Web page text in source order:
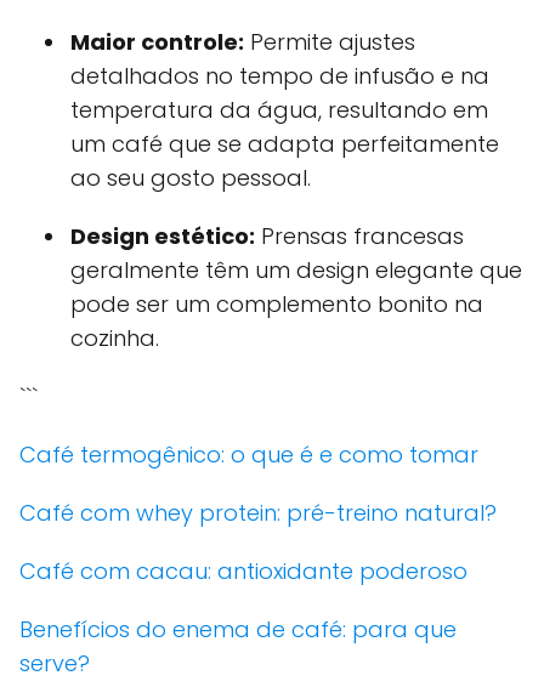
Maior controle: Permite ajustes
detalhados no tempo de infusão e na
temperatura da água, resultando em
um café que se adapta perfeitamente
ao seu gosto pessoal.
Design estético: Prensas francesas
geralmente têm um design elegante que
pode ser um complemento bonito na
cozinha.
```
Café termogênico: o que é e como tomar
Café com whey protein: pré-treino natural?
Café com cacau: antioxidante poderoso
Benefícios do enema de café: para que
serve?